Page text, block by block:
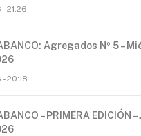
21:26
Agregados Nº 5 –
20:18
– PRIMERA EDICIÓN